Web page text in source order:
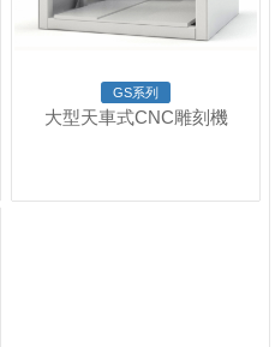
GS系列
大型天車式CNC雕刻機